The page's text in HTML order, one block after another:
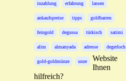
inzahlung erfahrung lassen
ankaufspreise tipps goldbarren
feingold degussa türkisch satimi
alim almanyada adresse degerloch
gold-goldmünze unze
Website
Ihnen
hilfreich?